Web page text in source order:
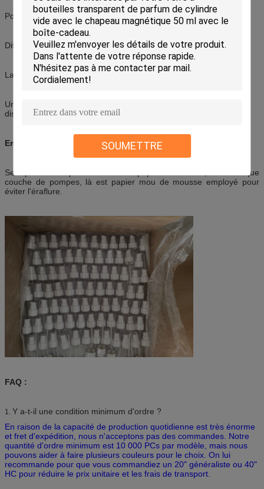
SOUMETTRE
Pompe adaptée aux produits visqueux
Différents types de becs
La grande compatibilité avec toute écrème et huile
Un dosage simple 400 microlitres pour les produits qui exigent la
distribution généreuse
Emballage des marchandises :
Se reposer l'un après l'autre sur le papier de mousse, entre chaque
couche de pompes, là est papier mou de mousse employé pour
éviter l'éraflure.
FAQ :
1. Y a-t-il une condition minimum d'ordre ?
En raison de la capacité de production quotidienne est très énorme
et fret d'expédition, nous n'acceptons pas des commandes. Notre
quantité d'ordre minimum est 10 000 PCs par modèle, mais nous
pouvons aider à faire plusieurs couleurs pour le choix. On lui
recommande pour que vous commandiez un 20" généraliste ou 40"
HC pour réduire le prix unitaire et les frais de transport.